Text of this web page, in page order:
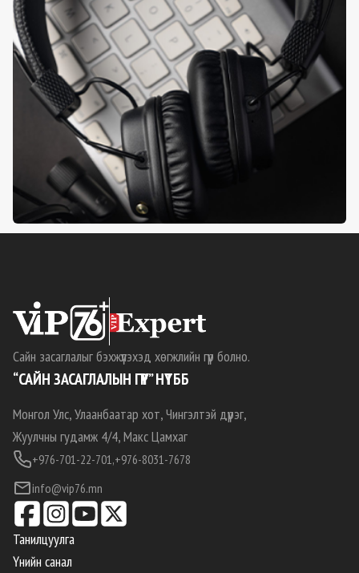
Сайн засаглалыг бэхжүүлэхэд хөгжлийн гүүр болно.
“САЙН ЗАСАГЛАЛЫН ГҮҮР” НҮТББ
Монгол Улс, Улаанбаатар хот, Чингэлтэй дүүрэг,
Жуулчны гудамж 4/4, Макс Цамхаг
+976-701-22-701,+976-8031-7678
info@vip76.mn
Танилцуулга
Үнийн санал